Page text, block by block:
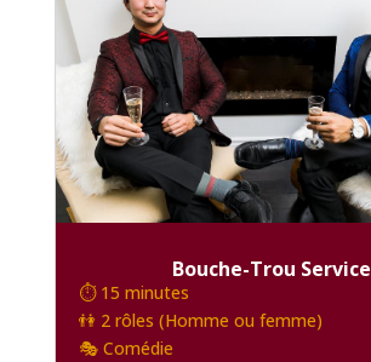
Bouche-Trou Service
⏱️ 15 minutes
👫 2 rôles (Homme ou femme)
🎭 Comédie